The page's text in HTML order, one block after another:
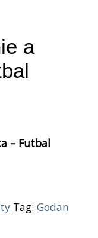
a
– Futbal
Tag: Godan